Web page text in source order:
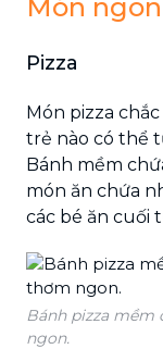
Món
Pizza
Món pizza
trẻ nào có thể
Bánh mềm
món ăn chứa
các bé ăn cuối
Bánh pizza mềm
ngon.